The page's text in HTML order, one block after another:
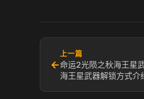
←
上一篇
命运2光陨之秋海王星
海王星武器解锁方式介